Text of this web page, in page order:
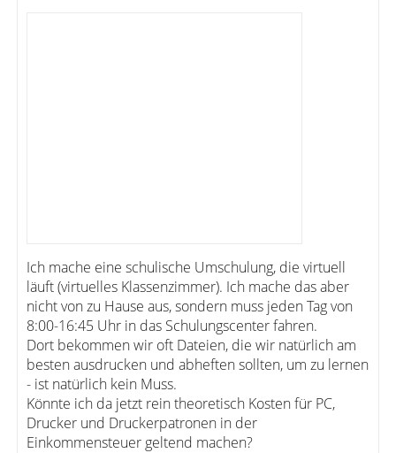
Ich mache eine schulische Umschulung, die virtuell
läuft (virtuelles Klassenzimmer). Ich mache das aber
nicht von zu Hause aus, sondern muss jeden Tag von
8:00-16:45 Uhr in das Schulungscenter fahren.
Dort bekommen wir oft Dateien, die wir natürlich am
besten ausdrucken und abheften sollten, um zu lernen
- ist natürlich kein Muss.
Könnte ich da jetzt rein theoretisch Kosten für PC,
Drucker und Druckerpatronen in der
Einkommensteuer geltend machen?